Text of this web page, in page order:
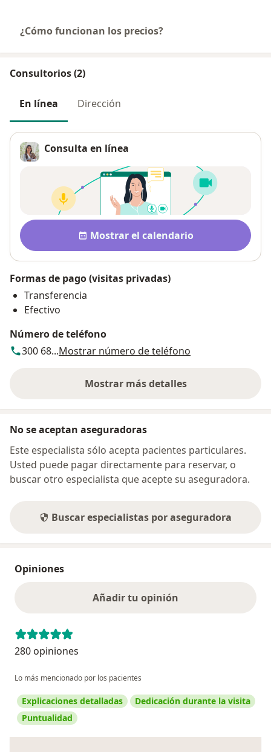
¿Cómo funcionan los precios?
Consultorios (2)
En línea Dirección
Consulta en línea
Disponibilidad
Mostrar el calendario
Formas de pago (visitas privadas)
Transferencia
Efectivo
Número de teléfono
300 68...Mostrar número de teléfono
Mostrar más detalles
sobre la dirección
No se aceptan aseguradoras
Este especialista sólo acepta pacientes particulares.
Usted puede pagar directamente para reservar, o
buscar otro especialista que acepte su aseguradora.
Buscar especialistas por aseguradora
Opiniones
Añadir tu opinión
280 opiniones
Lo más mencionado por los pacientes
Explicaciones detalladas
Dedicación durante la visita
Puntualidad